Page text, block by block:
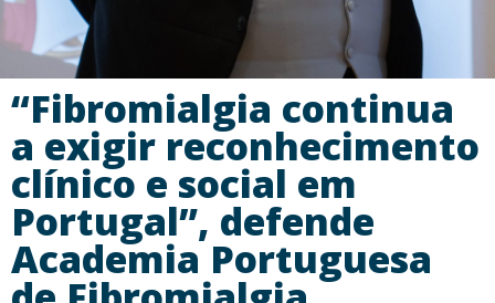
“Fibromialgia continua
a exigir reconhecimento
clínico e social em
Portugal”, defende
Academia Portuguesa